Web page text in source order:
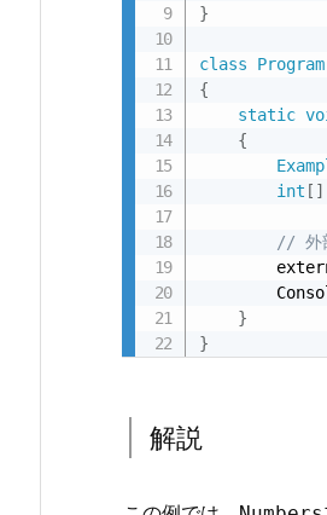
に
よ
る
プ
セ
ル
の
破
壊
3.
解
説
}
class
Program
{
static
{
int [ ]
// 外
}
}
解説